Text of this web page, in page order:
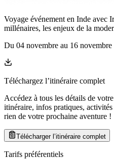
Voyage événement en Inde avec
millénaires, les enjeux de la
Du 04 novembre au 16 novembre
Téléchargez l’itinéraire complet
Accédez à tous les détails de
itinéraire, infos pratiques,
rien de votre prochaine aventure !
Télécharger l’itinéraire complet
Tarifs préférentiels